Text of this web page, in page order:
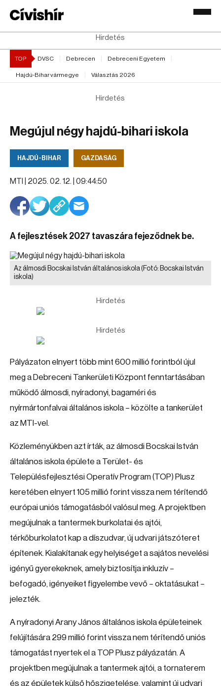
Hirdetés
TOP DVSC Debrecen Debreceni Egyetem
Hajdú-Bihar vármegye Választás 2026
Hirdetés
Megújul négy hajdú-bihari iskola
HAJDÚ-BIHAR GAZDASÁG
MTI | 2025. 02. 12. | 09:44:50
A fejlesztések 2027 tavaszára fejeződnek be.
Az álmosdi Bocskai István általános iskola(Fotó: Bocskai István
iskola)
Hirdetés
Hirdetés
Pályázaton elnyert több mint 600 millió forintból újul
meg a Debreceni Tankerületi Központ fenntartásában
működő álmosdi, nyíradonyi, bagaméri és
nyírmártonfalvai általános iskola – közölte a tankerület
az MTI-vel.
Közleményükben azt írták, az álmosdi Bocskai István
általános iskola épülete a Terület- és
Településfejlesztési Operatív Program (TOP) Plusz
keretében elnyert 105 millió forint vissza nem térítendő
európai uniós támogatásból valósul meg. A projektben
megújulnak a tantermek burkolatai és ajtói,
térkőburkolatot kap a díszudvar, új udvari játszóteret
építenek. Kialakítanak egy helyiséget a sajátos nevelési
igényű gyerekeknek, amely biztosítja inkluzív –
befogadó, igényeiket figyelembe vevő – oktatásukat –
jelezték.
A nyíradonyi Arany János általános iskola épületeinek
felújítására 299 millió forint vissza nem térítendő uniós
támogatást nyertek el a TOP Plusz pályázatán. A
projektben megújulnak a tantermek ajtói, a tornaterem
és az épületek külső hőszigetelése, valamint új udvari